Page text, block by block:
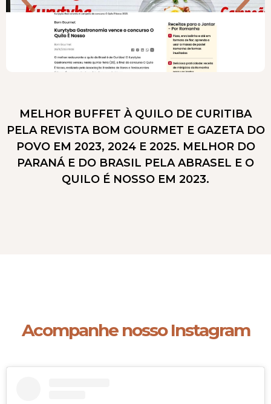
MELHOR BUFFET À QUILO DE CURITIBA
PELA REVISTA BOM GOURMET E GAZETA DO
POVO EM 2023, 2024 E 2025. MELHOR DO
PARANÁ E DO BRASIL PELA ABRASEL E O
QUILO É NOSSO EM 2023.
Acompanhe nosso Instagram